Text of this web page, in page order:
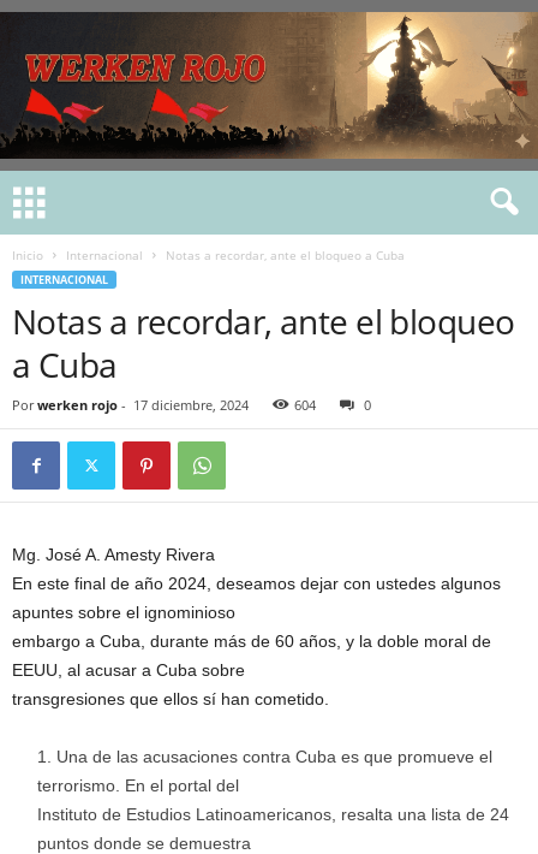
Inicio Internacional Notas a recordar, ante el bloqueo a Cuba
INTERNACIONAL
Notas a recordar, ante el bloqueo
a Cuba
Por werken rojo - 17 diciembre, 2024 604 0
Mg. José A. Amesty Rivera
En este final de año 2024, deseamos dejar con ustedes algunos
apuntes sobre el ignominioso
embargo a Cuba, durante más de 60 años, y la doble moral de
EEUU, al acusar a Cuba sobre
transgresiones que ellos sí han cometido.
Una de las acusaciones contra Cuba es que promueve el
terrorismo. En el portal del
Instituto de Estudios Latinoamericanos, resalta una lista de 24
puntos donde se demuestra